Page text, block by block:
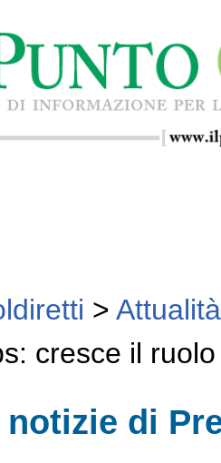
> Attualità
cresce il
notizie di